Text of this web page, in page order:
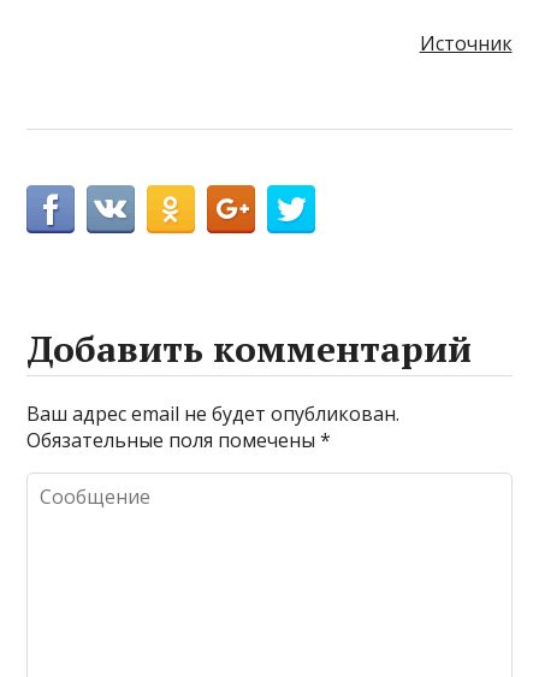
Источник
Добавить комментарий
Ваш адрес email не будет опубликован.
Обязательные поля помечены*